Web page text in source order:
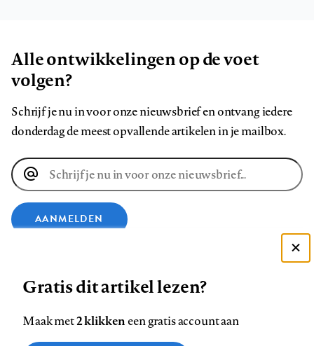
Alle ontwikkelingen op de voet
volgen?
Schrijf je nu in voor onze nieuwsbrief en ontvang iedere
donderdag de meest opvallende artikelen in je mailbox.
E-
mailadres
AANMELDEN
ons
Zie onze cookie policy
Gratis dit artikel lezen?
Maak met2 klikkeneen gratis account aan